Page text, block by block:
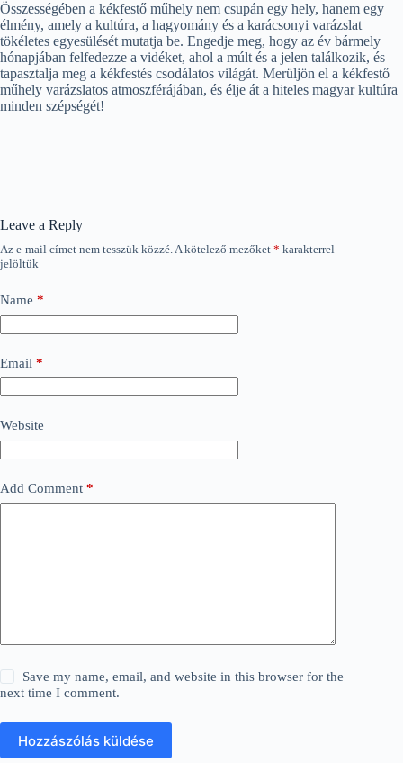
Összességében a kékfestő műhely nem csupán egy hely, hanem egy
élmény, amely a kultúra, a hagyomány és a karácsonyi varázslat
tökéletes egyesülését mutatja be. Engedje meg, hogy az év bármely
hónapjában felfedezze a vidéket, ahol a múlt és a jelen találkozik, és
tapasztalja meg a kékfestés csodálatos világát. Merüljön el a kékfestő
műhely varázslatos atmoszférájában, és élje át a hiteles magyar kultúra
minden szépségét!
Leave a Reply
Az e-mail címet nem tesszük közzé.A kötelező mezőket * karakterrel
jelöltük
Name *
Email *
Website
Add Comment *
Save my name, email, and website in this browser for the
next time I comment.
Hozzászólás küldése